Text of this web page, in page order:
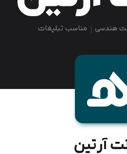
هندسی مناسب تبلیغات
آرتین